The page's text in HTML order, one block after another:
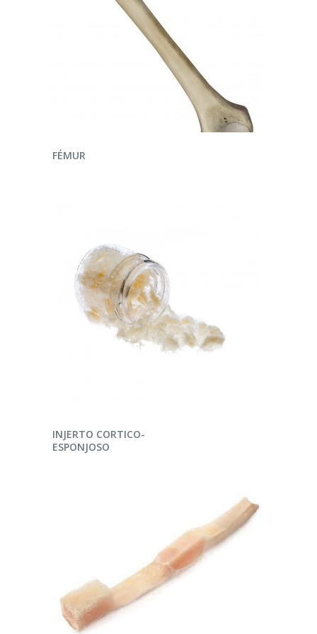
LEER MÁS
FÉMUR
LEER MÁS
INJERTO CORTICO-
ESPONJOSO